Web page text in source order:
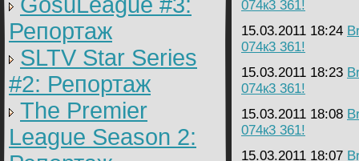
Репортаж
SLTV Star Series
#2: Репортаж
The Premier
League Season 2:
074к3 361!
15.03.2011 18:24
074к3 361!
15.03.2011 18:23
074к3 361!
15.03.2011 18:08
074к3 361!
15.03.2011 18:07